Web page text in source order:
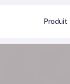
Produit